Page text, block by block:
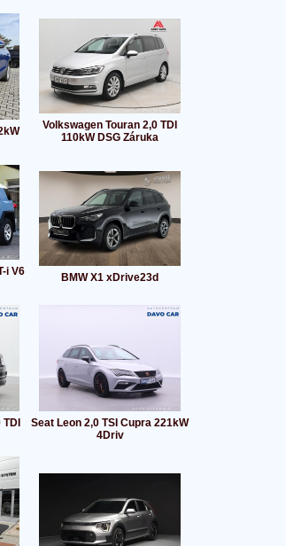
Volkswagen Touran 2,0 TDI
110kW DSG Záruka
i V6
BMW X1 xDrive23d
Seat Leon 2,0 TSI Cupra 221kW
4Driv